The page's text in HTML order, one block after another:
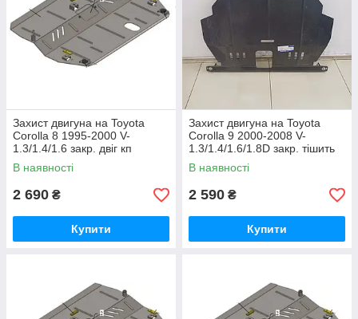
Захист двигуна на Toyota
Corolla 8 1995-2000 V-
1.3/1.4/1.6 закр. двіг кп
В наявності
2 690 ₴
Купити
Захист двигуна на Toyota
Corolla 9 2000-2008 V-
1.3/1.4/1.6/1.8D закр. тішить
двіг кп
В наявності
2 590 ₴
Купити